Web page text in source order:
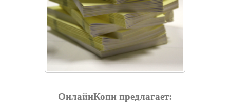
ОнлайнКопи предлагает: